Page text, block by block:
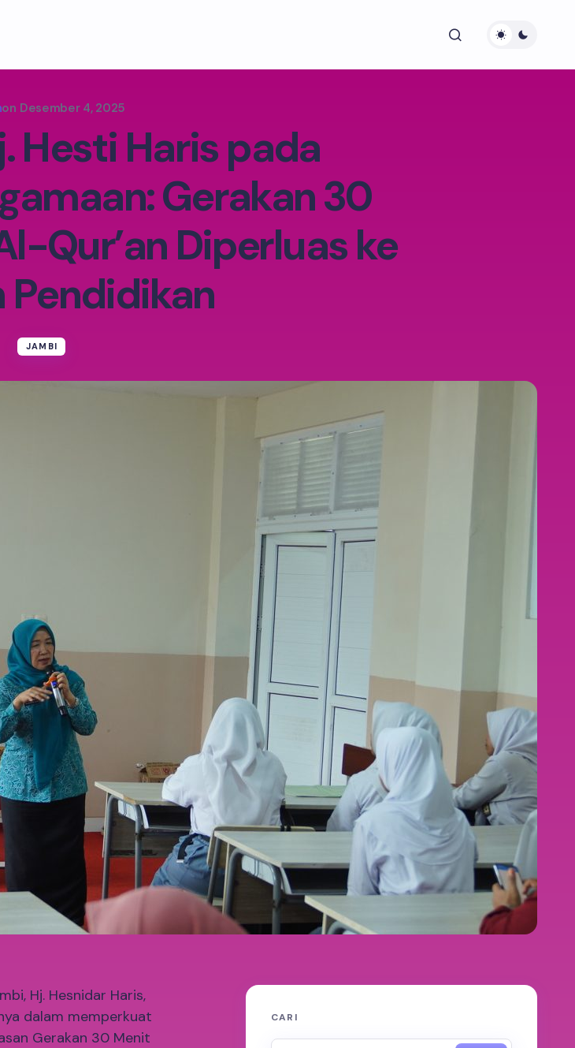
on Desember 4, 2025
Hesti Haris pada
Gerakan 30
Qur’an Diperluas ke
Pendidikan
JAMBI
Hj. Hesnidar Haris,
dalam memperkuat
Gerakan 30 Menit
CARI